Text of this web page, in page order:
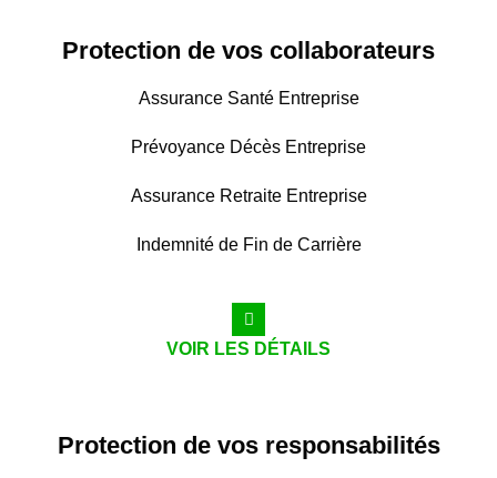
Protection de vos collaborateurs
Assurance Santé Entreprise
Prévoyance Décès Entreprise
Assurance Retraite Entreprise
Indemnité de Fin de Carrière
VOIR LES DÉTAILS
Protection de vos responsabilités